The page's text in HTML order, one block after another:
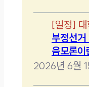
[일정]
부정선
음모론
2026년 6월